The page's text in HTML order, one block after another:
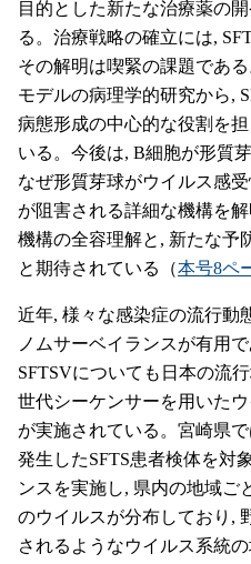
目的とした新たな治療薬の
る。治療戦略の確立には,
その解明は喫緊の課題であ
モデルの病理学的研究から,
病態形成の中心的な役割を
いる。今後は, B細胞が形質
なぜ形質芽球がウイルス感
が阻害される詳細な機構を
機構の全容理解と, 新たな予
と期待されている（本号8ペ
近年, 様々な感染症の流行動
ノムサーベイランスが有用
SFTSVについても日本の流
世代シーケンサーを用いた
が実施されている。宮崎県
発生したSFTS患者検体を対
ンスを実施し, 県内の地域ご
のウイルスが分布しており,
されるようなウイルス系統